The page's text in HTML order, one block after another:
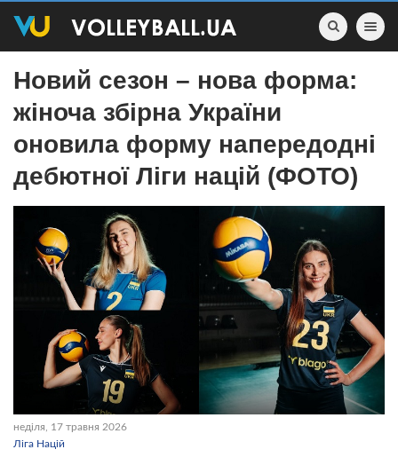
Toggle
Новий сезон – нова форма:
жіноча збірна України
оновила форму напередодні
дебютної Ліги націй (ФОТО)
неділя, 17 травня 2026
Ліга Націй